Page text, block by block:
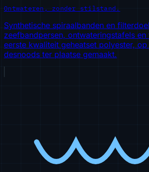
Ontwateren, zonder stilstand.
Synthetische spiraalbanden en
zeefbandpersen, ontwateringstafels en
eerste kwaliteit geheatset polyester, op
desnoods ter plaatse gemaakt.